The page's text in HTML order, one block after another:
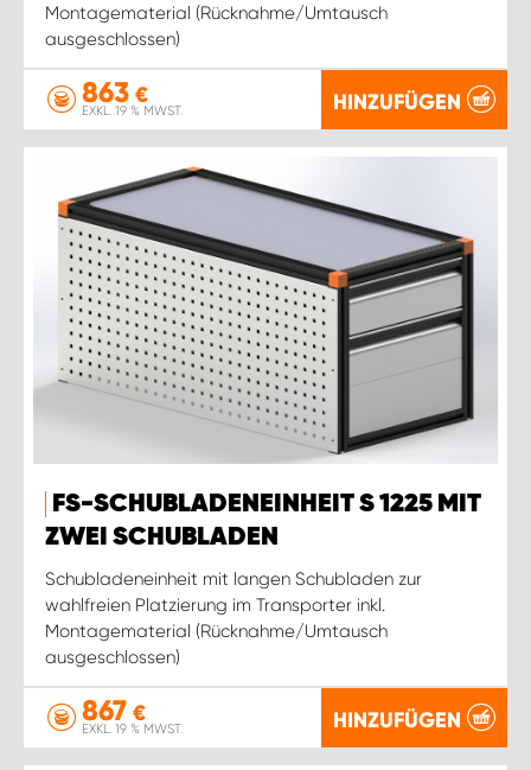
Montagematerial (Rücknahme/Umtausch
ausgeschlossen)
863 €
EXKL. 19 % MWST. HINZUFÜGEN
FS-SCHUBLADENEINHEIT S 1225 MIT
ZWEI SCHUBLADEN
Schubladeneinheit mit langen Schubladen zur
wahlfreien Platzierung im Transporter inkl.
Montagematerial (Rücknahme/Umtausch
ausgeschlossen)
867 €
EXKL. 19 % MWST. HINZUFÜGEN